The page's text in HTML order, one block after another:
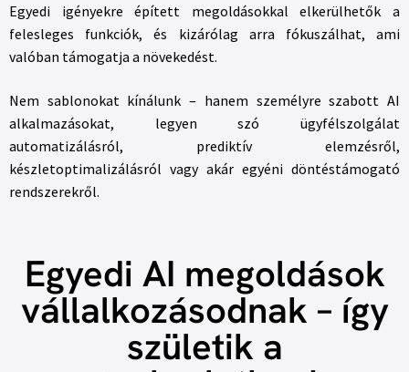
Egyedi igényekre épített megoldásokkal elkerülhetők a
felesleges funkciók, és kizárólag arra fókuszálhat, ami
valóban támogatja a növekedést.
Nem sablonokat kínálunk – hanem személyre szabott AI
alkalmazásokat, legyen szó ügyfélszolgálat
automatizálásról, prediktív elemzésről,
készletoptimalizálásról vagy akár egyéni döntéstámogató
rendszerekről.
Egyedi AI megoldások
vállalkozásodnak – így
születik a